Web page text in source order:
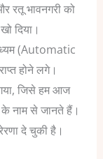
रतू भावनगरी को
दिया।
(Automatic
होने लगे।
जिसे हम आज
नाम से जानते हैं।
दे चुकी है।